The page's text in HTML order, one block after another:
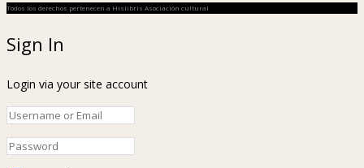
Todos los derechos pertenecen a Hislibris Asociación cultural
Sign In
Login via your site account